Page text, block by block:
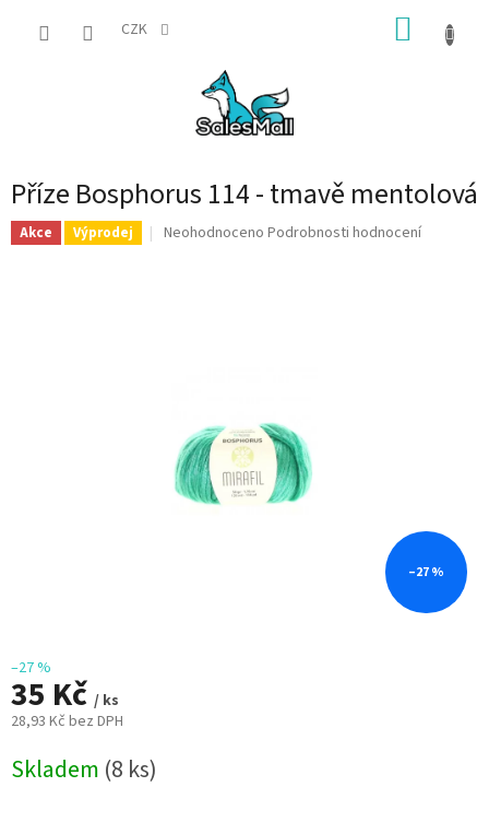
CZK
Příze Bosphorus 114 - tmavě mentolová
Akce Výprodej
Průměrné
Neohodnoceno Podrobnosti hodnocení
–27 %
–27 %
35 Kč / ks
28,93 Kč bez DPH
cena:
Skladem (8 ks)